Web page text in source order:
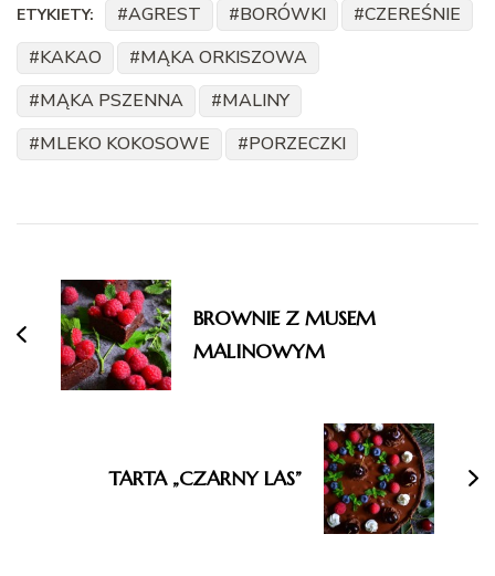
ETYKIETY: AGREST BORÓWKI
CZEREŚNIE
KAKAO
MĄKA ORKISZOWA
MĄKA PSZENNA
MALINY
MLEKO KOKOSOWE
PORZECZKI
wpisu
BROWNIE Z MUSEM
MALINOWYM
TARTA „CZARNY LAS”